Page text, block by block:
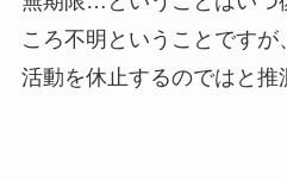
ころ不明ということです
活動を休止するのではと推